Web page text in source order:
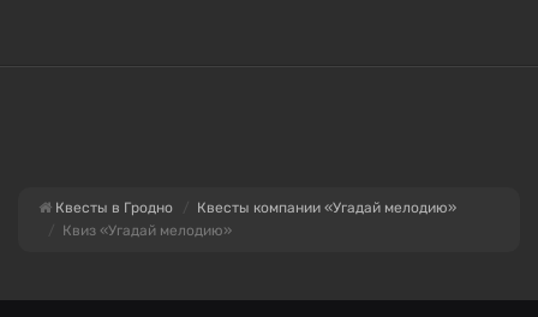
Квесты в Гродно
Квесты компании «Угадай мелодию»
Квиз «Угадай мелодию»